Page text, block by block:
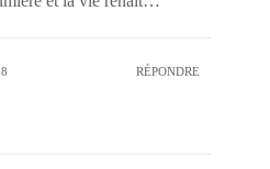
RÉPONDRE